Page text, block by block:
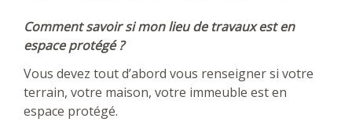
Comment savoir si mon lieu de travaux est en
espace protégé ?
Vous devez tout d’abord vous renseigner si votre
terrain, votre maison, votre immeuble est en
espace protégé.